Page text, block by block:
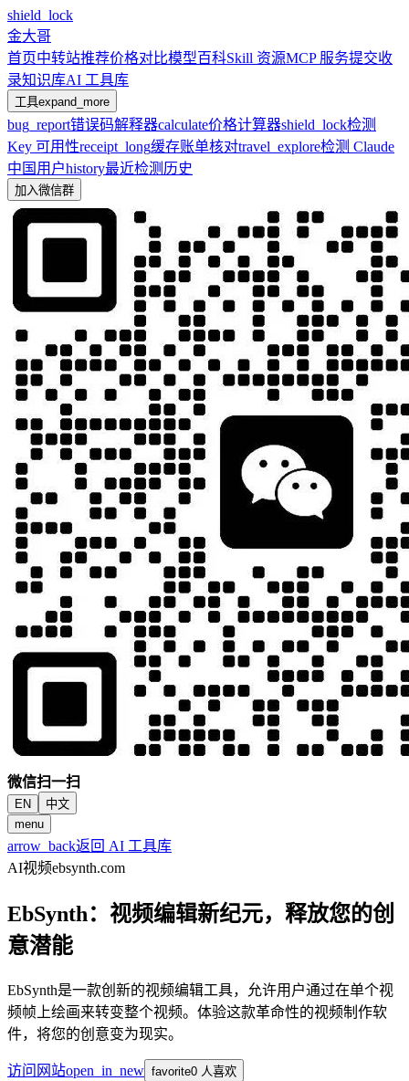
shield_lock
金大哥
首页中转站推荐价格对比模型百科Skill 资源MCP 服务提交收
录知识库AI 工具库
工具expand_more
bug_report错误码解释器calculate价格计算器shield_lock检测
Key 可用性receipt_long缓存账单核对travel_explore检测 Claude
中国用户history最近检测历史
加入微信群
微信扫一扫
EN
中文
menu
arrow_back返回 AI 工具库
AI视频ebsynth.com
EbSynth：视频编辑新纪元，释放您的创
意潜能
EbSynth是一款创新的视频编辑工具，允许用户通过在单个视
频帧上绘画来转变整个视频。体验这款革命性的视频制作软
件，将您的创意变为现实。
访问网站open_in_new favorite0 人喜欢